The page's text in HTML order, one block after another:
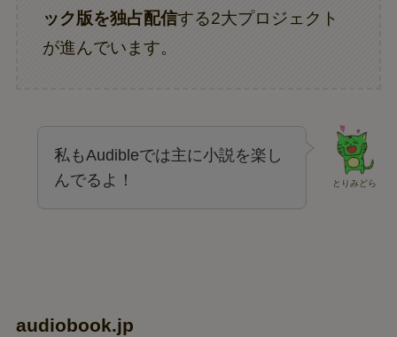
ック版を独占配信する2大プロジェクト
が進んでいます。
とりみどら
私もAudibleでは主に小説を楽し
んでるよ！
audiobook.jp